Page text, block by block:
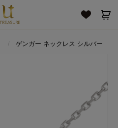
ゲンガー ネックレス シルバー